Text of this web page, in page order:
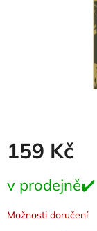
159 Kč
cena:
v prodejně✔️
Možnosti doručení